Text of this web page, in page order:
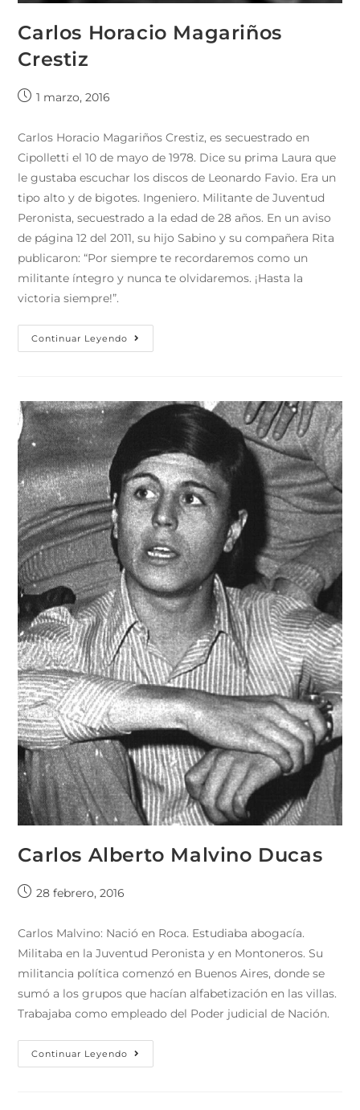
Carlos Horacio Magariños
Crestiz
1 marzo, 2016
Carlos Horacio Magariños Crestiz, es secuestrado en
Cipolletti el 10 de mayo de 1978. Dice su prima Laura que
le gustaba escuchar los discos de Leonardo Favio. Era un
tipo alto y de bigotes. Ingeniero. Militante de Juventud
Peronista, secuestrado a la edad de 28 años. En un aviso
de página 12 del 2011, su hijo Sabino y su compañera Rita
publicaron: “Por siempre te recordaremos como un
militante íntegro y nunca te olvidaremos. ¡Hasta la
victoria siempre!”.
Continuar Leyendo
Carlos Alberto Malvino Ducas
28 febrero, 2016
Carlos Malvino: Nació en Roca. Estudiaba abogacía.
Militaba en la Juventud Peronista y en Montoneros. Su
militancia política comenzó en Buenos Aires, donde se
sumó a los grupos que hacían alfabetización en las villas.
Trabajaba como empleado del Poder judicial de Nación.
Continuar Leyendo